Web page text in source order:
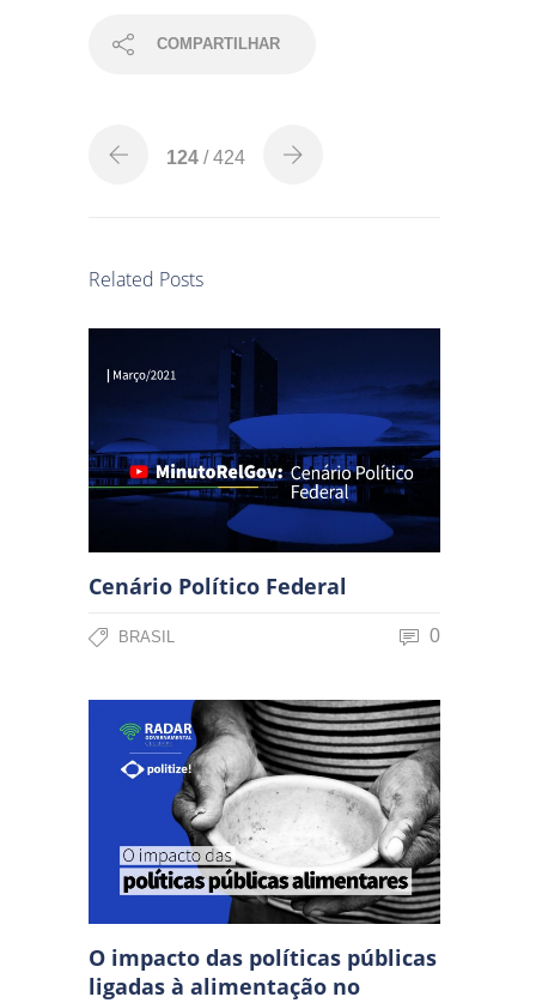
COMPARTILHAR
124 / 424
Related Posts
Cenário Político Federal
BRASIL 0
O impacto das políticas públicas
ligadas à alimentação no